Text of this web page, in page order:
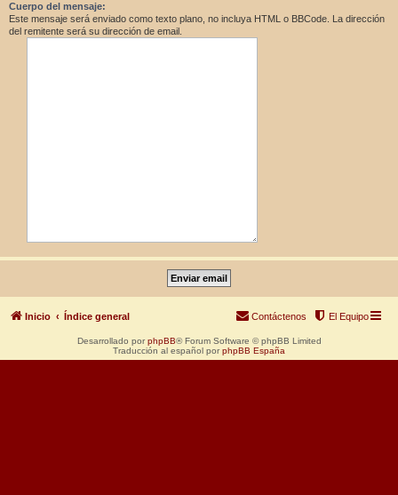
Cuerpo del mensaje:
Este mensaje será enviado como texto plano, no incluya HTML o BBCode. La dirección
del remitente será su dirección de email.
Inicio Índice general El Equipo
Contáctenos
Desarrollado por phpBB® Forum Software © phpBB Limited
Traducción al español por phpBB España